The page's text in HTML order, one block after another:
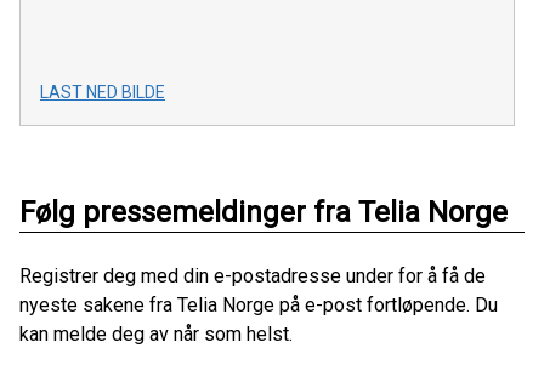
LAST NED BILDE
Følg pressemeldinger fra Telia Norge
Registrer deg med din e-postadresse under for å få de
nyeste sakene fra Telia Norge på e-post fortløpende. Du
kan melde deg av når som helst.